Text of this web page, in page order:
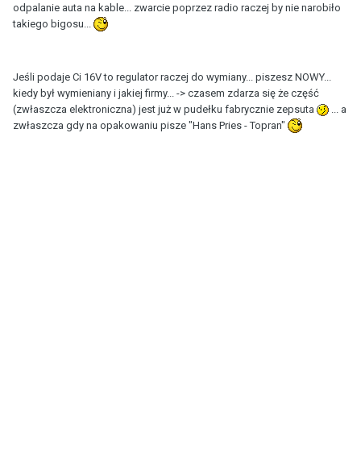
odpalanie auta na kable... zwarcie poprzez radio raczej by nie narobiło
takiego bigosu...
Jeśli podaje Ci 16V to regulator raczej do wymiany... piszesz NOWY...
kiedy był wymieniany i jakiej firmy... -> czasem zdarza się że część
(zwłaszcza elektroniczna) jest już w pudełku fabrycznie zepsuta
... a
zwłaszcza gdy na opakowaniu pisze "Hans Pries - Topran"